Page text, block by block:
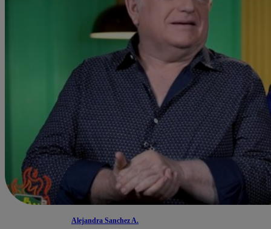
Alejandra Sanchez A.